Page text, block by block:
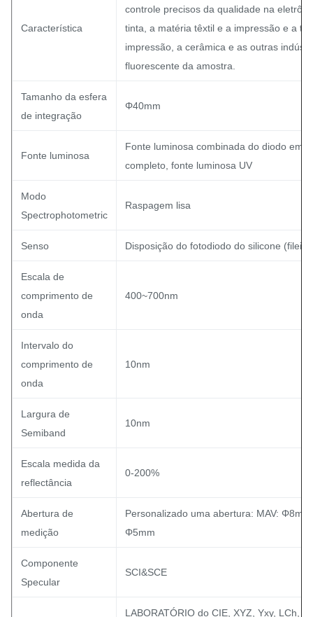
Característica
controle precisos da qualidade na
tinta, a matéria têxtil e a impressão e a
impressão, a cerâmica e as outras
fluorescente da amostra.
Tamanho da esfera
de integração
Φ40mm
Fonte luminosa
Fonte luminosa combinada do diodo
completo, fonte luminosa UV
Modo
Spectrophotometric
Raspagem lisa
Senso Disposição do fotodiodo do silicone
Escala de
comprimento de
onda
400~700nm
Intervalo do
comprimento de
onda
10nm
Largura de
Semiband
10nm
Escala medida da
reflectância
0-200%
Abertura de
medição
Personalizado uma abertura: MAV:
Φ5mm
Componente
Specular
SCI&SCE
LABORATÓRIO do CIE, XYZ, Yxy, LCh,